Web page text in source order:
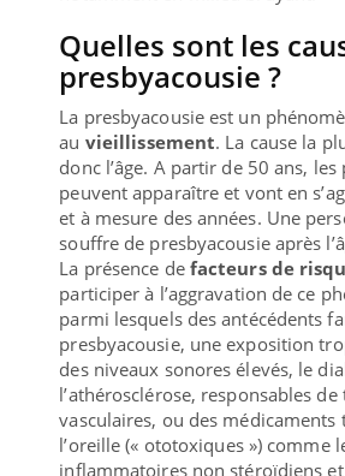
Quelles sont les
presbyacousie ?
La presbyacousie est un
au vieillissement. La cause la
donc l’âge. A partir de 50 ans,
peuvent apparaître et vont en
et à mesure des années. Une
souffre de presbyacousie après
La présence de facteurs de
participer à l’aggravation de ce
parmi lesquels des antécédents
presbyacousie, une exposition
des niveaux sonores élevés, le
l’athérosclérose, responsables
vasculaires, ou des
l’oreille (« ototoxiques ») comme
inflammatoires non stéroïdiens